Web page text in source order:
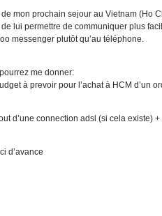
mon prochain sejour au Vietnam (Ho
lui permettre de communiquer plus
messenger plutôt qu’au téléphone.
me donner:
à prevoir pour l’achat à HCM d’un
d’une connection adsl (si cela existe)
d’avance